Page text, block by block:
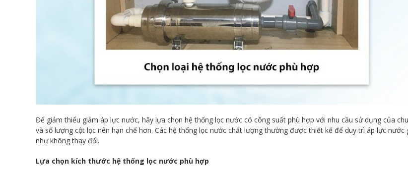
Để giảm thiểu giảm áp lực nước, hãy lựa chọn hệ thống lọc nước có công suất phù hợp với nhu cầu sử dụng của
và số lượng cột lọc nên hạn chế hơn. Các hệ thống lọc nước chất lượng thường được thiết kế để duy trì áp lực nước
như không thay đổi.
Lựa chọn kích thước hệ thống lọc nước phù hợp